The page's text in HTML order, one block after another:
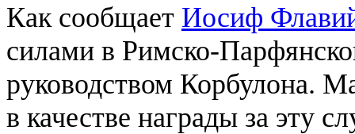
Как сообщает Иосиф
силами в Римско-
руководством Корбулона.
в качестве награды за эту